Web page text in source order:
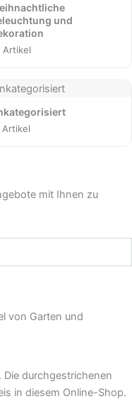
und
Artikel
Artikel
mit Ihnen zu
von Garten und
Die durchgestrichenen
in diesem Online-Shop.